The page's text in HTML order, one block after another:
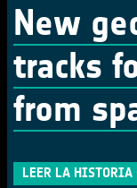
New
tracks
from
LEER LA HISTORIA